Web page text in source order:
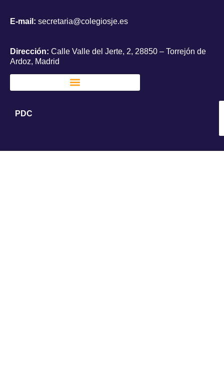
E-mail: secretaria@colegiosje.es
Dirección: Calle Valle del Jerte, 2, 28850 – Torrejón de
Ardoz, Madrid
PDC